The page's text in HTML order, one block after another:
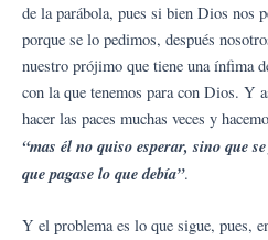
de la parábola, pues si bien Dios nos
porque se lo pedimos, después
nuestro prójimo que tiene una ínfima
con la que tenemos para con Dios. Y
hacer las paces muchas veces y
“mas él no quiso esperar, sino que
que pagase lo que debía”.
Y el problema es lo que sigue, pues,